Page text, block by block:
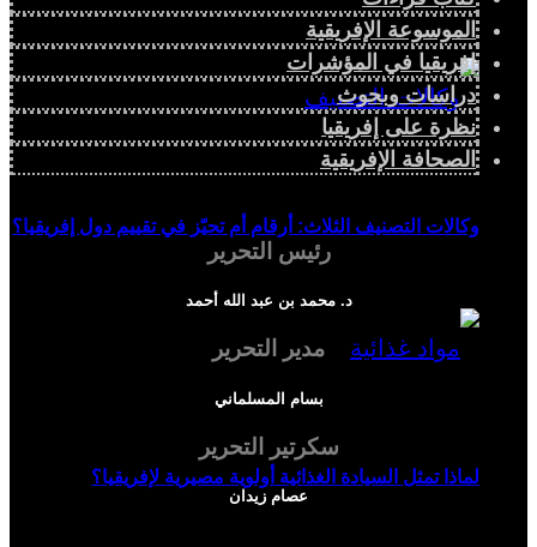
وكالات التصنيف الثلاث: أرقام أم تحيّز في تقييم دول إفريقيا؟
لماذا تمثل السيادة الغذائية أولوية مصيرية لإفريقيا؟
الموسوعة الإفريقية
إفريقيا في المؤشرات
دراسات وبحوث
نظرة على إفريقيا
الصحافة الإفريقية
رئيس التحرير
د. محمد بن عبد الله أحمد
مدير التحرير
بسام المسلماني
سكرتير التحرير
عصام زيدان